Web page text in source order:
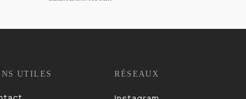
UTILES RÉSEAUX